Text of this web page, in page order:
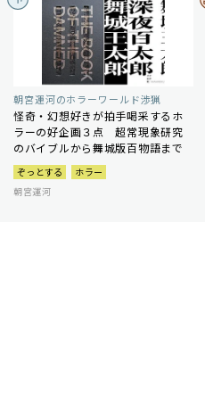
朝宮運河のホラーワールド渉猟
怪奇・幻想好きが拍手喝采するホ
ラーの好企画３点 超常現象研究
のバイブルから舞城版百物語まで
ぞっとする
ホラー
朝宮運河